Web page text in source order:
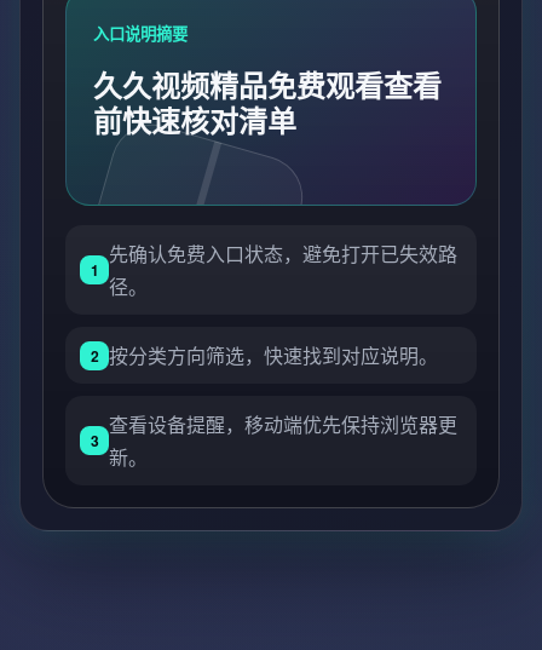
入口说明摘要
久久视频精品免费观看查看
前快速核对清单
1
先确认免费入口状态，避免打开已失效路
径。
2 按分类方向筛选，快速找到对应说明。
3
查看设备提醒，移动端优先保持浏览器更
新。